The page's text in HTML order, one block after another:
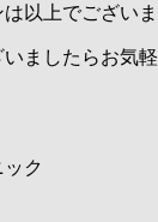
以上でございま
ましたらお気
ク